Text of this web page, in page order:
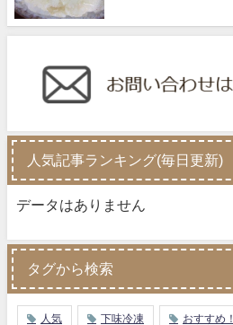
人気記事ランキング(毎日更新)
データはありません
タグから検索
人気 下味冷凍 おすすめ！